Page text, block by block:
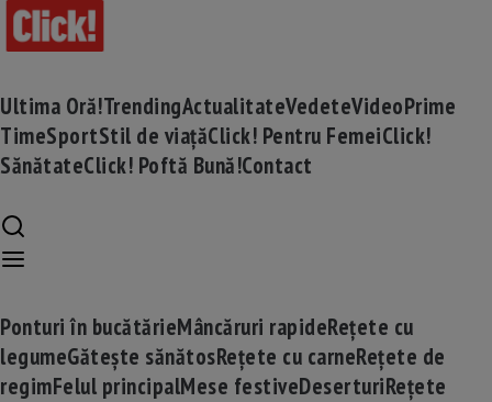
Ultima Oră!TrendingActualitateVedeteVideoPrime
TimeSportStil de viațăClick! Pentru FemeiClick!
SănătateClick! Poftă Bună!Contact
Ponturi în bucătărieMâncăruri rapideRețete cu
legumeGătește sănătosRețete cu carneRețete de
regimFelul principalMese festiveDeserturiRețete